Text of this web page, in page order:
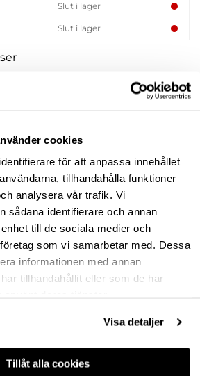
cookies
för att anpassa innehållet
tillhandahålla funktioner
analysera vår trafik. Vi
sådana identifierare och annan
till de sociala medier och
som vi samarbetar med. Dessa
informationen med annan
tillhandahållit eller som de har
Visa detaljer
Tillåt alla cookies
Slut i lager
Slut i lager
i Sverige
TILLBEHÖR